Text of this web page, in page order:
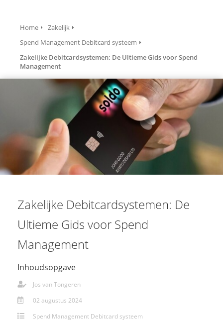
Home
Zakelijk
Spend Management Debitcard systeem
Zakelijke Debitcardsystemen: De Ultieme Gids voor Spend
Management
Zakelijke Debitcardsystemen: De
Ultieme Gids voor Spend
Management
Inhoudsopgave
Jos van Tongeren
02 augustus 2024
Spend Management Debitcard systeem